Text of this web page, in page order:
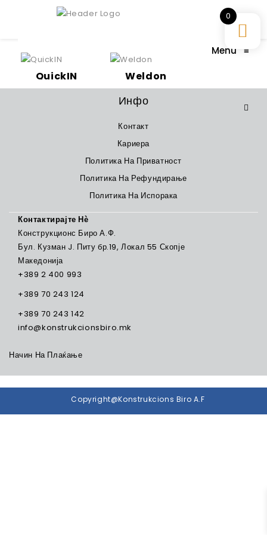
Menu ≡
QuickIN Weldon
Инфо
Контакт
Кариера
Политика На Приватност
Политика На Рефундирање
Политика На Испорака
Контактирајте Нѐ
Конструкционс Биро А.Ф.
Бул. Кузман J. Питу бр.19, Локал 55 Скопје
Македонија
+389 2 400 993
+389 70 243 124
+389 70 243 142
info@konstrukcionsbiro.mk
Начин На Плаќање
Copyright@Konstrukcions Biro A.F
0